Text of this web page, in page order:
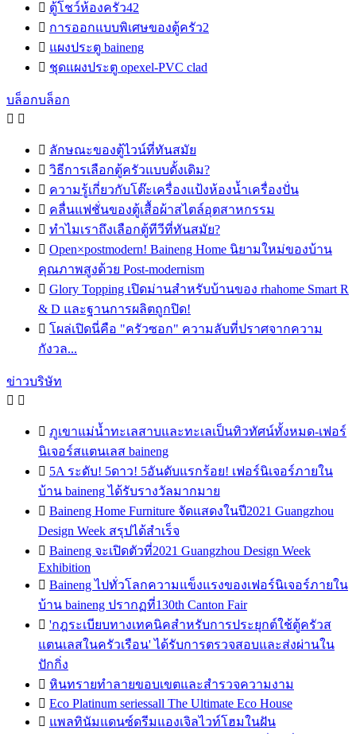
 ตู้โชว์ห้องครัว42
 การออกแบบพิเศษของตู้ครัว2
 แผงประตู baineng
 ชุดแผงประตู opexel-PVC clad
บล็อกบล็อก
 
 ลักษณะของตู้ไวน์ที่ทันสมัย
 วิธีการเลือกตู้ครัวแบบดั้งเดิม?
 ความรู้เกี่ยวกับโต๊ะเครื่องแป้งห้องน้ำเครื่องปั่น
 คลื่นแฟชั่นของตู้เสื้อผ้าสไตล์อุตสาหกรรม
 ทำไมเราถึงเลือกตู้ทีวีที่ทันสมัย?
 Open×postmodern! Baineng Home นิยามใหม่ของบ้าน
คุณภาพสูงด้วย Post-modernism
 Glory Topping เปิดม่านสำหรับบ้านของ rhahome Smart R
& D และฐานการผลิตถูกปิด!
 โผล่เปิดนี่คือ "ครัวซอก" ความลับที่ปราศจากความ
กังวล...
ข่าวบริษัท
 
 ภูเขาแม่น้ำทะเลสาบและทะเลเป็นทิวทัศน์ทั้งหมด-เฟอร์
นิเจอร์สแตนเลส baineng
 5A ระดับ! 5ดาว! 5อันดับแรกร้อย! เฟอร์นิเจอร์ภายใน
บ้าน baineng ได้รับรางวัลมากมาย
 Baineng Home Furniture จัดแสดงในปี2021 Guangzhou
Design Week สรุปได้สำเร็จ
 Baineng จะเปิดตัวที่2021 Guangzhou Design Week
Exhibition
 Baineng ไปทั่วโลกความแข็งแรงของเฟอร์นิเจอร์ภายใน
บ้าน baineng ปรากฏที่130th Canton Fair
 'กฎระเบียบทางเทคนิคสำหรับการประยุกต์ใช้ตู้ครัวส
แตนเลสในครัวเรือน' ได้รับการตรวจสอบและส่งผ่านใน
ปักกิ่ง
 หินทรายทำลายขอบเขตและสำรวจความงาม
 Eco Platinum seriessall The Ultimate Eco House
 แพลทินัมแดนซ์ดรีมแองเจิลไวท์โฮมในฝัน